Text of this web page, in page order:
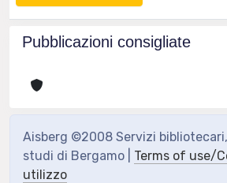
Pubblicazioni consigliate
Aisberg ©2008 Servizi
studi di Bergamo | Terms of use/
utilizzo